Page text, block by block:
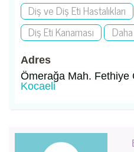
Diş ve Diş Eti Hastalıkları
Diş Eti Kanaması
Adres
Ömerağa Mah. Fethiye
Kocaeli